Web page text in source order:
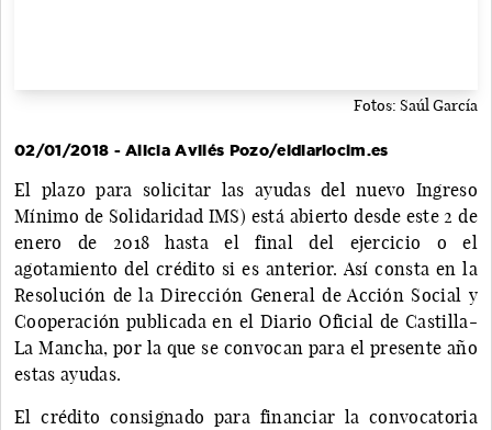
Fotos: Saúl García
02/01/2018 - Alicia Avilés Pozo/eldiarioclm.es
El plazo para solicitar las ayudas del nuevo Ingreso
Mínimo de Solidaridad IMS) está abierto desde este 2 de
enero de 2018 hasta el final del ejercicio o el
agotamiento del crédito si es anterior. Así consta en la
Resolución de la Dirección General de Acción Social y
Cooperación publicada en el Diario Oficial de Castilla-
La Mancha, por la que se convocan para el presente año
estas ayudas.
El crédito consignado para financiar la convocatoria